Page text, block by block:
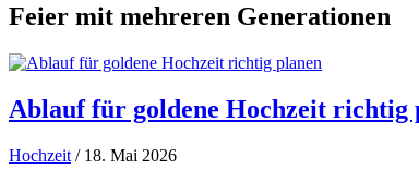
Feier mit mehreren Generationen
Ablauf für goldene Hochzeit richtig
Hochzeit / 18. Mai 2026